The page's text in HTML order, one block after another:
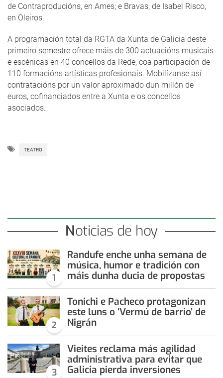
de Contraproducións, en Ames; e Bravas, de Isabel Risco,
en Oleiros.
A programación total da RGTA da Xunta de Galicia deste
primeiro semestre ofrece máis de 300 actuacións musicais
e escénicas en 40 concellos da Rede, coa participación de
110 formacións artísticas profesionais. Mobilízanse así
contratacións por un valor aproximado dun millón de
euros, cofinanciados entre a Xunta e os concellos
asociados.
TEATRO
Noticias de hoy
1
Randufe enche unha semana de
música, humor e tradición con
máis dunha ducia de propostas
2
Tonichi e Pacheco protagonizan
este luns o ‘Vermú de barrio’ de
Nigrán
3
Vieites reclama más agilidad
administrativa para evitar que
Galicia pierda inversiones